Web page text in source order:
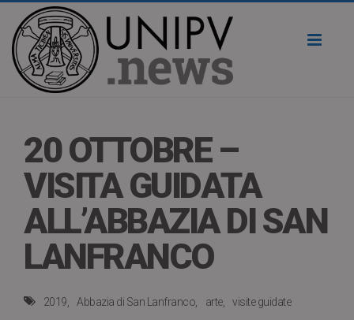
20 OTTOBRE –
VISITA GUIDATA
ALL’ABBAZIA DI SAN
LANFRANCO
2019 Abbazia di San Lanfranco arte visite guidate